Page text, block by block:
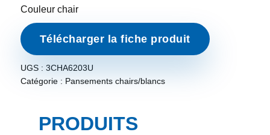
Couleur chair
Télécharger la fiche produit
UGS : 3CHA6203U
Catégorie : Pansements chairs/blancs
PRODUITS